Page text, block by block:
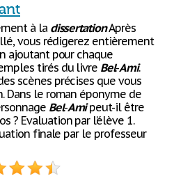
à la dissertationAprès
vous rédigerez entièrement
ajoutant pour chaque
tirés du livre Bel-Ami.
scènes précises que vous
Dans le roman éponyme de
Bel-Amipeut-il être
? Evaluation par l’élève 1.
finale par le professeur